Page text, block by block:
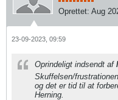
Oprettet: Aug
23-09-2023, 09:59
Oprindeligt indsendt af
Skuffelsen/
og det er tid til at
Herning.